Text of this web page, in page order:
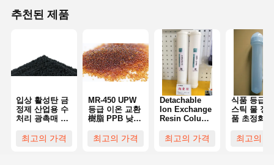
추천된 제품
입상 활성탄 금
정제 산업용 수
처리 광촉매 탄
최고의 가격
MR-450 UPW
등급 이온 교환
樹脂 PPB 낮은
특성
최고의 가격
Detachable
Ion Exchange
Resin Column
Purification
Consumables
최고의 가격
식품 등급
스틱 물 정
품 초정화
최고의